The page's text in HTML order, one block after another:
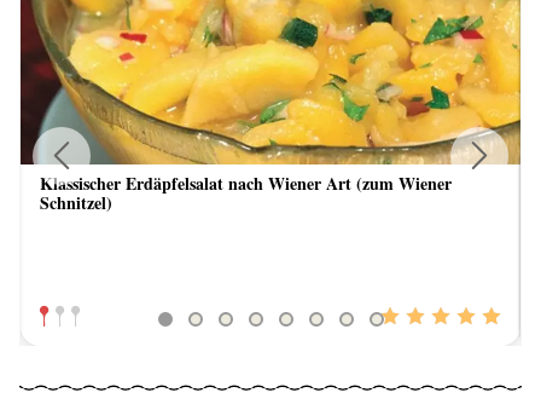
Klassischer Erdäpfelsalat nach Wiener Art (zum Wiener
Schnitzel)
Previous